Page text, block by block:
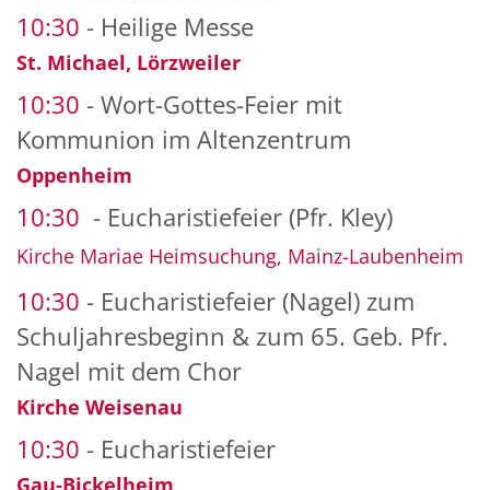
10:30 Heilige Messe
St. Michael, Lörzweiler
10:30
Wort-Gottes-Feier mit
Kommunion im Altenzentrum
Oppenheim
10:30 Eucharistiefeier (Pfr. Kley)
Kirche Mariae Heimsuchung, Mainz-Laubenheim
10:30
Eucharistiefeier (Nagel) zum
Schuljahresbeginn & zum 65. Geb. Pfr.
Nagel mit dem Chor
Kirche Weisenau
10:30 Eucharistiefeier
Gau-Bickelheim